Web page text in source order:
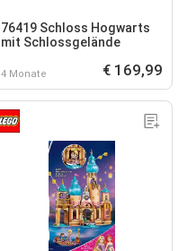
76419 Schloss Hogwarts
mit Schlossgelände
4 Monate € 169,99